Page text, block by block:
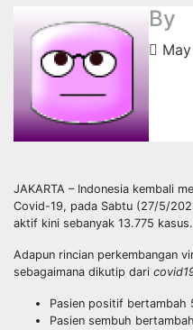
By
JAKARTA – Indonesia kembali
Covid-19, pada Sabtu (27/5/
aktif kini sebanyak 13.775 kasus.
Adapun rincian perkembangan
sebagaimana dikutip dari
Pasien positif bertambah
Pasien sembuh